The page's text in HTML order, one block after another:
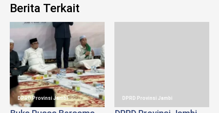
Berita Terkait
DPRD Provinsi Jambi DPRD Provinsi Jambi